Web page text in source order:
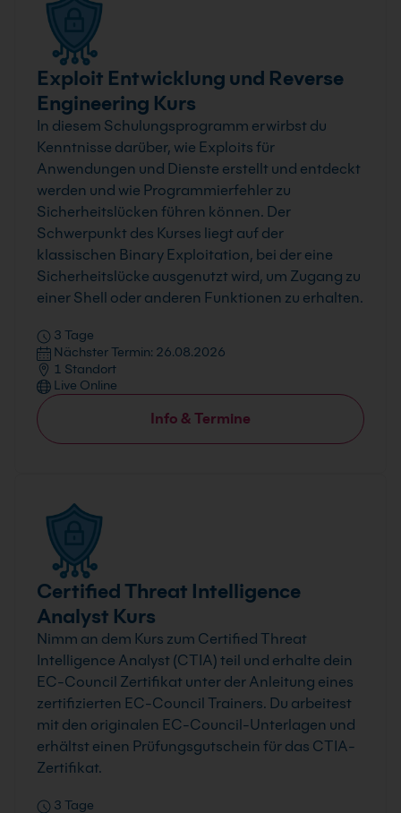
Exploit Entwicklung und Reverse
Engineering Kurs
In diesem Schulungsprogramm erwirbst du
Kenntnisse darüber, wie Exploits für
Anwendungen und Dienste erstellt und entdeckt
werden und wie Programmierfehler zu
Sicherheitslücken führen können. Der
Schwerpunkt des Kurses liegt auf der
klassischen Binary Exploitation, bei der eine
Sicherheitslücke ausgenutzt wird, um Zugang zu
einer Shell oder anderen Funktionen zu erhalten.
3 Tage
Nächster Termin: 26.08.2026
1 Standort
Live Online
Info & Termine
Certified Threat Intelligence
Analyst Kurs
Nimm an dem Kurs zum Certified Threat
Intelligence Analyst (CTIA) teil und erhalte dein
EC-Council Zertifikat unter der Anleitung eines
zertifizierten EC-Council Trainers. Du arbeitest
mit den originalen EC-Council-Unterlagen und
erhältst einen Prüfungsgutschein für das CTIA-
Zertifikat.
3 Tage